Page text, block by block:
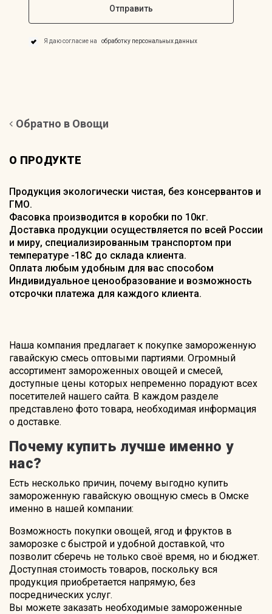
Я даю согласие на обработку персональных данных
Обратно в Овощи
О ПРОДУКТЕ
Продукция экологически чистая, без консервантов и
ГМО.
Фасовка производится в коробки по 10кг.
Доставка продукции осуществляется по всей России
и миру, специализированным транспортом при
температуре -18С до склада клиента.
Оплата любым удобным для вас способом
Индивидуальное ценообразование и возможность
отсрочки платежа для каждого клиента.
Наша компания предлагает к покупке замороженную
гавайскую смесь оптовыми партиями. Огромный
ассортимент замороженных овощей и смесей,
доступные цены которых непременно порадуют всех
посетителей нашего сайта. В каждом разделе
представлено фото товара, необходимая информация
о доставке.
Почему купить лучше именно у
нас?
Есть несколько причин, почему выгодно купить
замороженную гавайскую овощную смесь в Омске
именно в нашей компании:
Возможность покупки овощей, ягод и фруктов в
заморозке с быстрой и удобной доставкой, что
позволит сберечь не только своё время, но и бюджет.
Доступная стоимость товаров, поскольку вся
продукция приобретается напрямую, без
посреднических услуг.
Вы можете заказать необходимые замороженные